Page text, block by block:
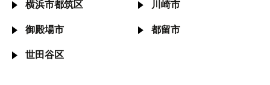
横浜市都筑区 川崎市
御殿場市 都留市
世田谷区